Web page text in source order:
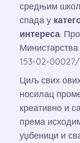
средњим
спада у
интереса.
153-02-00027/
Циљ свих
носилац
креативно и
према
уџбеници и